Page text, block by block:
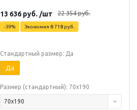
13 636 руб. /шт 22 354руб.
-39% Экономия 8 718 руб.
Стандартный размер: Да
Да
Размер (стандартный): 70х190
70х190